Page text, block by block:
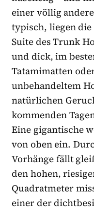
einer völlig
typisch, liegen
Suite des Trunk
und dick, im
Tatamimatten
unbehandeltem
natürlichen
kommenden
Eine gigantische
von oben ein.
Vorhänge fällt
den hohen,
Quadratmeter
einer der